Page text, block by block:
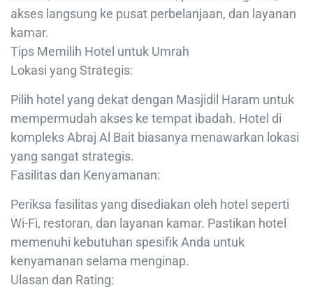
akses langsung ke pusat perbelanjaan, dan layanan
kamar.
Tips Memilih Hotel untuk Umrah
Lokasi yang Strategis:
Pilih hotel yang dekat dengan Masjidil Haram untuk
mempermudah akses ke tempat ibadah. Hotel di
kompleks Abraj Al Bait biasanya menawarkan lokasi
yang sangat strategis.
Fasilitas dan Kenyamanan:
Periksa fasilitas yang disediakan oleh hotel seperti
Wi-Fi, restoran, dan layanan kamar. Pastikan hotel
memenuhi kebutuhan spesifik Anda untuk
kenyamanan selama menginap.
Ulasan dan Rating: